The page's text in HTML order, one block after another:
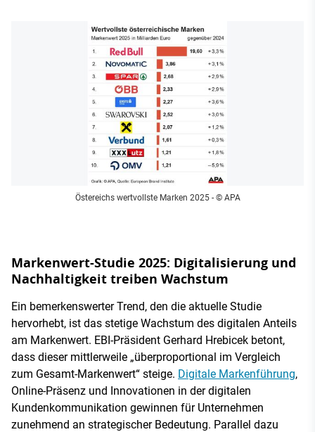
Östereichs wertvollste Marken 2025- © APA
Markenwert-Studie 2025: Digitalisierung und
Nachhaltigkeit treiben Wachstum
Ein bemerkenswerter Trend, den die aktuelle Studie
hervorhebt, ist das stetige Wachstum des digitalen Anteils
am Markenwert. EBI-Präsident Gerhard Hrebicek betont,
dass dieser mittlerweile „überproportional im Vergleich
zum Gesamt-Markenwert“ steige. Digitale Markenführung,
Online-Präsenz und Innovationen in der digitalen
Kundenkommunikation gewinnen für Unternehmen
zunehmend an strategischer Bedeutung. Parallel dazu